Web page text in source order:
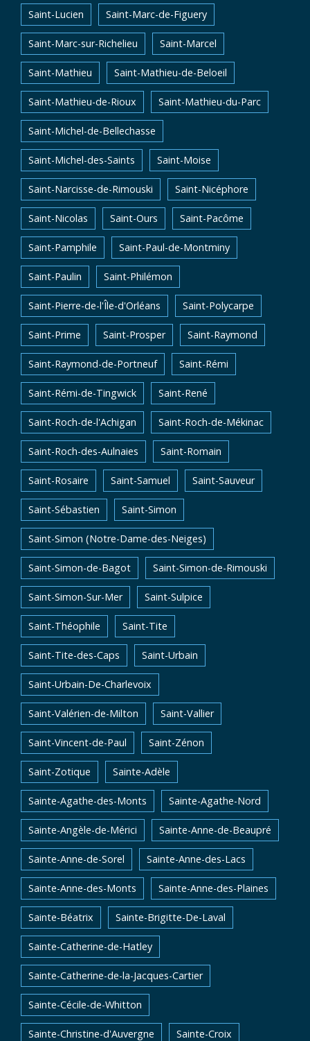
Saint-Lucien Saint-Marc-de-Figuery
Saint-Marc-sur-Richelieu Saint-Marcel
Saint-Mathieu Saint-Mathieu-de-Beloeil
Saint-Mathieu-de-Rioux Saint-Mathieu-du-Parc
Saint-Michel-de-Bellechasse
Saint-Michel-des-Saints Saint-Moise
Saint-Narcisse-de-Rimouski Saint-Nicéphore
Saint-Nicolas Saint-Ours Saint-Pacôme
Saint-Pamphile Saint-Paul-de-Montminy
Saint-Paulin Saint-Philémon
Saint-Pierre-de-l'Île-d'Orléans Saint-Polycarpe
Saint-Prime Saint-Prosper Saint-Raymond
Saint-Raymond-de-Portneuf Saint-Rémi
Saint-Rémi-de-Tingwick Saint-René
Saint-Roch-de-l'Achigan Saint-Roch-de-Mékinac
Saint-Roch-des-Aulnaies Saint-Romain
Saint-Rosaire Saint-Samuel Saint-Sauveur
Saint-Sébastien Saint-Simon
Saint-Simon (Notre-Dame-des-Neiges)
Saint-Simon-de-Bagot Saint-Simon-de-Rimouski
Saint-Simon-Sur-Mer Saint-Sulpice
Saint-Théophile Saint-Tite
Saint-Tite-des-Caps Saint-Urbain
Saint-Urbain-De-Charlevoix
Saint-Valérien-de-Milton Saint-Vallier
Saint-Vincent-de-Paul Saint-Zénon
Saint-Zotique Sainte-Adèle
Sainte-Agathe-des-Monts Sainte-Agathe-Nord
Sainte-Angèle-de-Mérici Sainte-Anne-de-Beaupré
Sainte-Anne-de-Sorel Sainte-Anne-des-Lacs
Sainte-Anne-des-Monts Sainte-Anne-des-Plaines
Sainte-Béatrix Sainte-Brigitte-De-Laval
Sainte-Catherine-de-Hatley
Sainte-Catherine-de-la-Jacques-Cartier
Sainte-Cécile-de-Whitton
Sainte-Christine-d'Auvergne Sainte-Croix